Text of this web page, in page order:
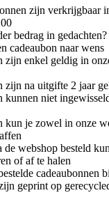
zijn verkrijgbaar
bedrag in
cadeaubon naar wens
zijn enkel geldig in
zijn na uitgifte 2 jaar
kunnen niet
kun je zowel in onze
de webshop besteld
of af te halen
cadeaubonnen
geprint op